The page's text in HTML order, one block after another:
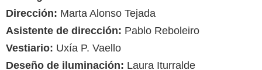
Dirección: Marta Alonso Tejada
Asistente de dirección: Pablo Reboleiro
Vestiario: Uxía P. Vaello
Deseño de iluminación: Laura Iturralde